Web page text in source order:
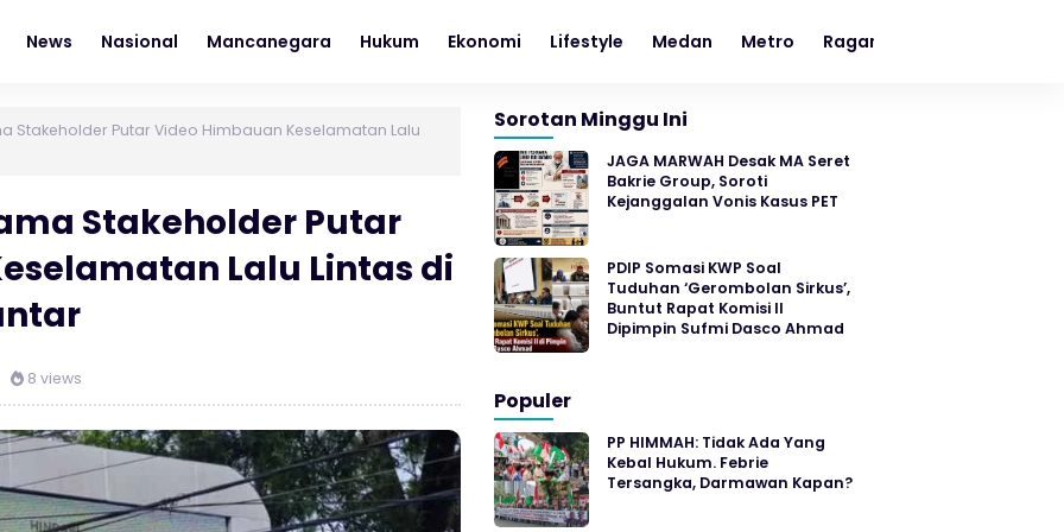
News Nasional Mancanegara Hukum Ekonomi Lifestyle Medan Metro Ragam
Stakeholder Putar Video Himbauan Keselamatan Lalu
Stakeholder Putar
Lalu Lintas di
8 views
Sorotan Minggu Ini
JAGA MARWAH Desak MA Seret
Bakrie Group, Soroti
Kejanggalan Vonis Kasus PET
PDIP Somasi KWP Soal
Tuduhan ‘Gerombolan Sirkus’,
Buntut Rapat Komisi II
Dipimpin Sufmi Dasco Ahmad
Populer
PP HIMMAH: Tidak Ada Yang
Kebal Hukum. Febrie
Tersangka, Darmawan Kapan?